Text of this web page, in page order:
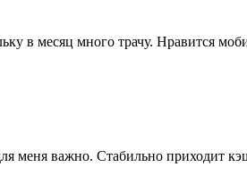
в месяц много трачу. Нравится
меня важно. Стабильно приходит